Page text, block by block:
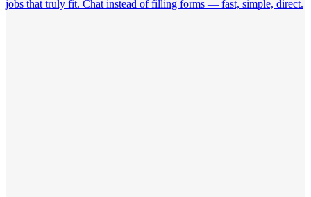
jobs that truly fit. Chat instead of filling forms — fast, simple, direct.